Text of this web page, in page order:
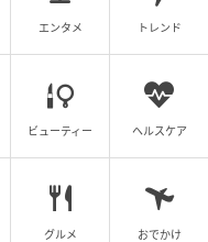
エンタメ トレンド
ビューティー ヘルスケア
グルメ おでかけ